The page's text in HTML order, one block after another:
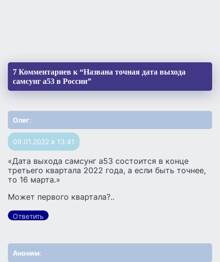
7 Комментариев к “Названа точная дата выхода
самсунг а53 в России”
Олег:
09.01.2022 в 13:41
«Дата выхода самсунг а53 состоится в конце
третьего квартала 2022 года, а если быть точнее,
то 16 марта.»
Может первого квартала?..
Ответить
Аноним: